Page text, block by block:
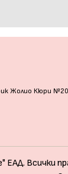
Жолио Кюри №20
ЕАД. Всички